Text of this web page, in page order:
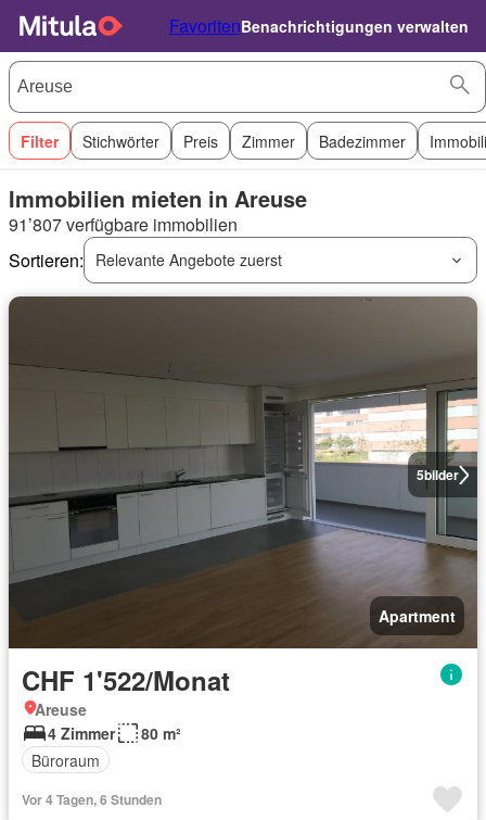
FavoritenBenachrichtigungen verwalten
Filter Stichwörter Preis Zimmer Badezimmer
Immobilien mieten in Areuse
91’807 verfügbare immobilien
Sortieren:
Relevante Angebote zuerst
5bilder
Apartment
CHF 1'522/Monat
Areuse
4 Zimmer
80 m²
Büroraum
Vor 4 Tagen, 6 Stunden